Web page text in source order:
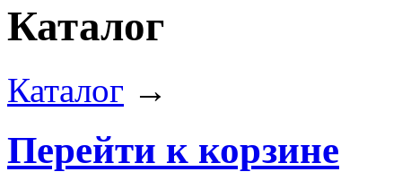
Каталог
Каталог →
Перейти к корзине